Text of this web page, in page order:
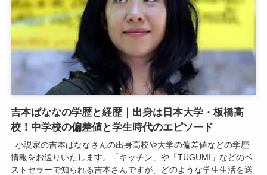
吉本ばななの学歴と経歴｜出身は日本大学・板橋高
校！中学校の偏差値と学生時代のエピソード
小説家の吉本ばななさんの出身高校や大学の偏差値などの学歴
情報をお送りいたします。「キッチン」や「TUGUMI」などのベ
ストセラーで知られる吉本さんですが、どのような学生生活を送